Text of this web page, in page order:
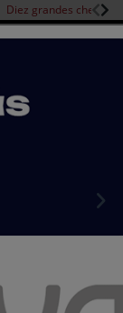
Diez grandes chefs